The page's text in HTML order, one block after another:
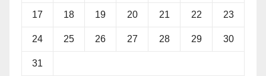
17 18 19 20 21 22 23
24 25 26 27 28 29 30
31